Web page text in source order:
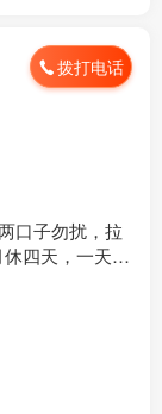
拨打电话
口子勿扰，拉
四天，一天工
，拉面师都
兰州牛肉